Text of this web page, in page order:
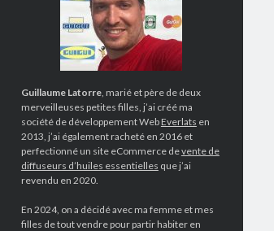
Guillaume Latorre, marié et père de deux
merveilleuses petites filles, j’ai créé ma
société de développement Web Everlats en
2013, j’ai également racheté en 2016 et
perfectionné un site eCommerce devente de
diffuseurs d’huiles essentielles que j’ai
revendu en 2020.
En 2024, on a décidé avec ma femme et mes
filles de tout vendre pour partir habiter en